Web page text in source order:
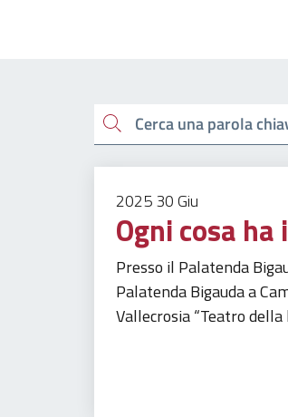
Cerca una parola chiave
202530Giu
Ogni cosa
Presso il Palatenda
Palatenda Bigauda a
Vallecrosia “Teatro